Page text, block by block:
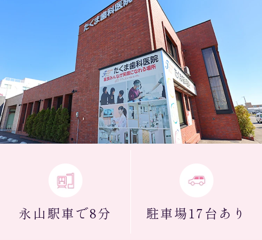
永山駅車で8分 駐車場17台あり